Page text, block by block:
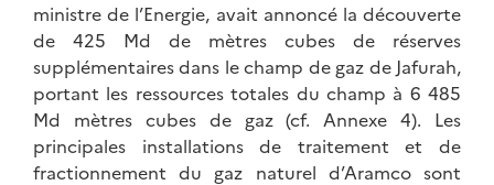
ministre de l’Energie, avait annoncé la découverte
de 425 Md de mètres cubes de réserves
supplémentaires dans le champ de gaz de Jafurah,
portant les ressources totales du champ à 6 485
Md mètres cubes de gaz (cf. Annexe 4). Les
principales installations de traitement et de
fractionnement du gaz naturel d’Aramco sont